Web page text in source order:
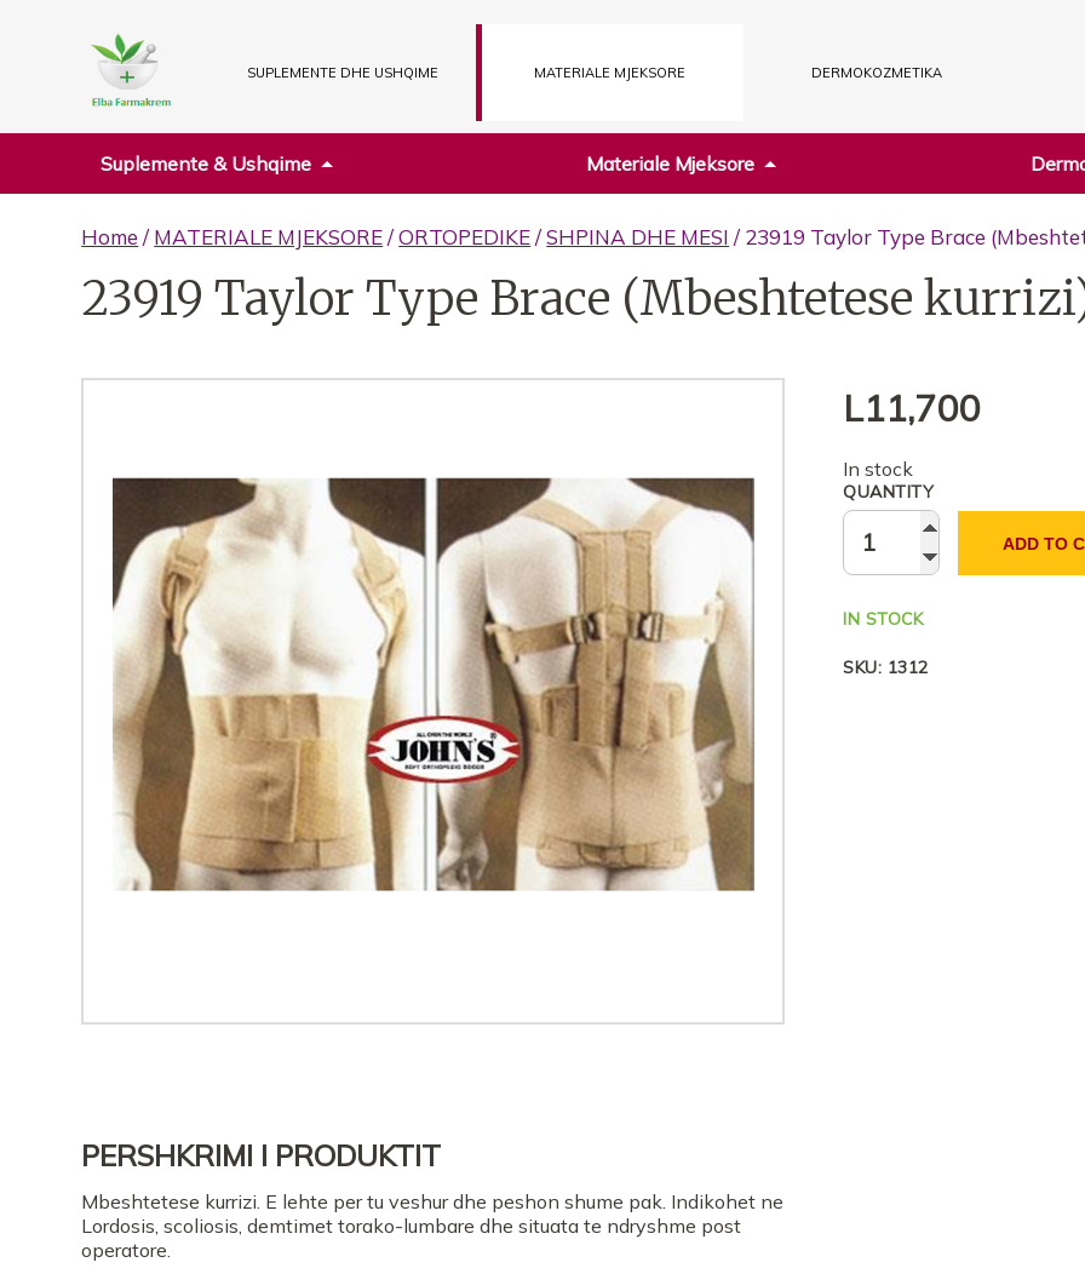
SUPLEMENTE DHE USHQIME MATERIALE MJEKSORE DERMOKOZMETIKA
Suplemente & Ushqime Materiale Mjeksore
Home / MATERIALE MJEKSORE/ORTOPEDIKE/SHPINA DHE MESI / 23919 Taylor Type Brace
23919 Taylor Type Brace (Mbeshtetese
L11,700
In stock
QUANTITY
ADD TO
IN STOCK
SKU: 1312
PERSHKRIMI I PRODUKTIT
Mbeshtetese kurrizi. E lehte per tu veshur dhe peshon shume pak. Indikohet ne
Lordosis, scoliosis, demtimet torako-lumbare dhe situata te ndryshme post
operatore.